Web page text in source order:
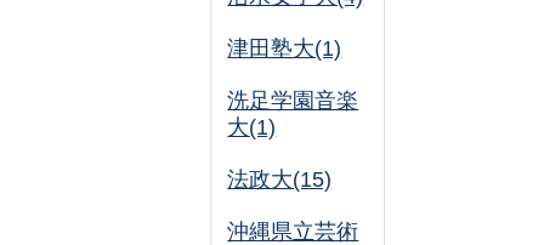
津田塾大(1)
洗足学園音楽
大(1)
法政大(15)
沖縄県立芸術